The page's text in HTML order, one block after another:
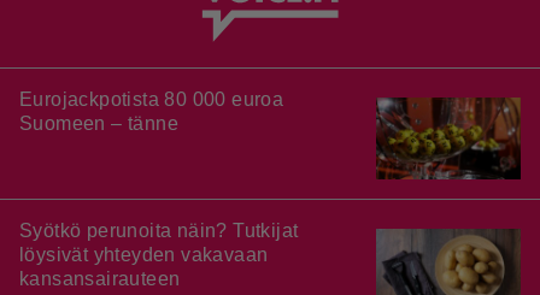
Eurojackpotista 80 000 euroa
Suomeen – tänne
Syötkö perunoita näin? Tutkijat
löysivät yhteyden vakavaan
kansansairauteen